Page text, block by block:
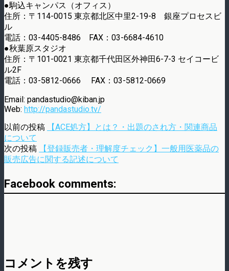
●駒込キャンパス（オフィス）
住所：〒114-0015 東京都北区中里2-19-8 銀座プロセスビ
ル
電話：03-4405-8486 FAX：03-6684-4610
●秋葉原スタジオ
住所：〒101-0021 東京都千代田区外神田6-7-3 セイコービ
ル2F
電話：03-5812-0666 FAX：03-5812-0669
Email: pandastudio@kiban.jp
Web: http://pandastudio.tv/
以前の投稿
【ACE処方】とは？・出題のされ方・関連商品
について
次の投稿
【登録販売者・理解度チェック】一般用医薬品の
販売広告に関する記述について
Facebook comments:
コメントを残す